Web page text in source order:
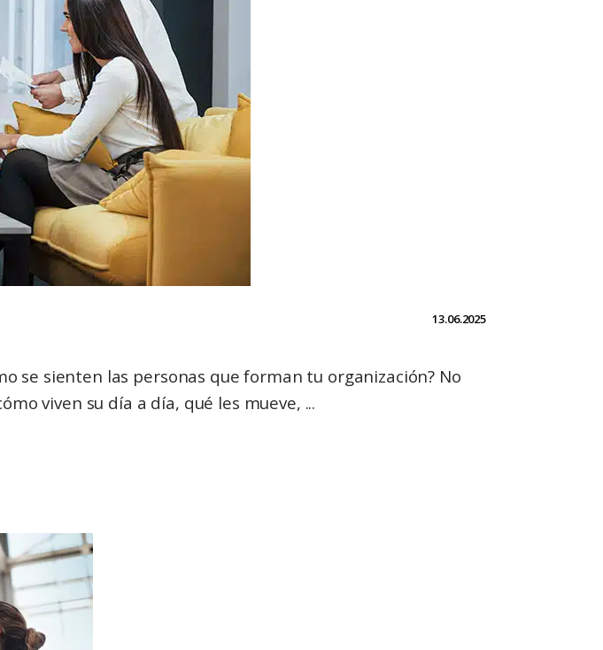
13.06.2025
se sienten las personas que forman tu organización? No
viven su día a día, qué les mueve,